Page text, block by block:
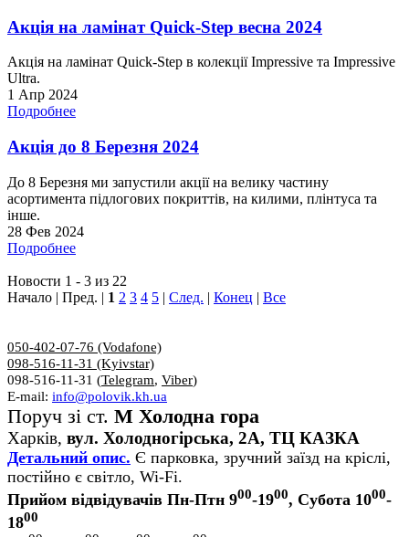
Акція на ламінат Quick-Step весна 2024
Акція на ламінат Quick-Step в колекції Impressive та Impressive
Ultra.
1 Апр 2024
Подробнее
Акція до 8 Березня 2024
До 8 Березня ми запустили акції на велику частину
асортимента підлогових покриттів, на килими, плінтуса та
інше.
28 Фев 2024
Подробнее
Новости 1 - 3 из 22
Начало | Пред. | 1 2 3 4 5 | След. | Конец | Все
050-402-07-76 (Vodafone)
098-516-11-31 (Kyivstar)
098-516-11-31 (Telegram, Viber)
E-mail: info@polovik.kh.ua
Поруч зі ст. М Холодна гора
Харків, вул. Холодногірська, 2А, ТЦ КАЗКА
Детальний опис. Є парковка, зручний заїзд на кріслі,
постійно є світло, Wi-Fi.
Прийом відвідувачів Пн-Птн 900-1900, Субота 1000-
1800